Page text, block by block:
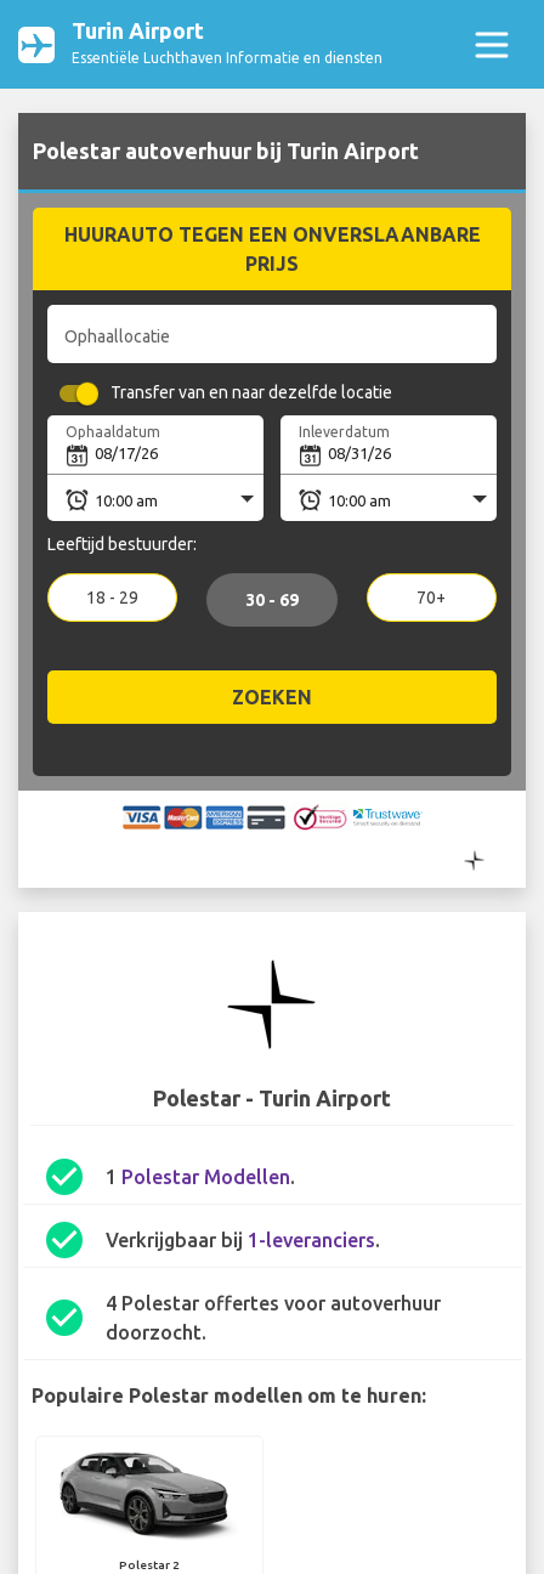
Turin Airport
Essentiële Luchthaven Informatie en diensten
Polestar autoverhuur bij Turin Airport
HUURAUTO TEGEN EEN ONVERSLAANBARE
PRIJS
Ophaallocatie
Transfer van en naar dezelfde locatie
Ophaaldatum Inleverdatum
Leeftijd bestuurder:
18 - 29 30 - 69 70+
ZOEKEN
Polestar - Turin Airport
check_circle 1 Polestar Modellen.
check_circle Verkrijgbaar bij 1-leveranciers.
check_circle
4 Polestar offertes voor autoverhuur
doorzocht.
Populaire Polestar modellen om te huren:
Polestar 2